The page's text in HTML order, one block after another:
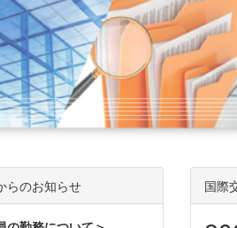
国際
らのお知らせ